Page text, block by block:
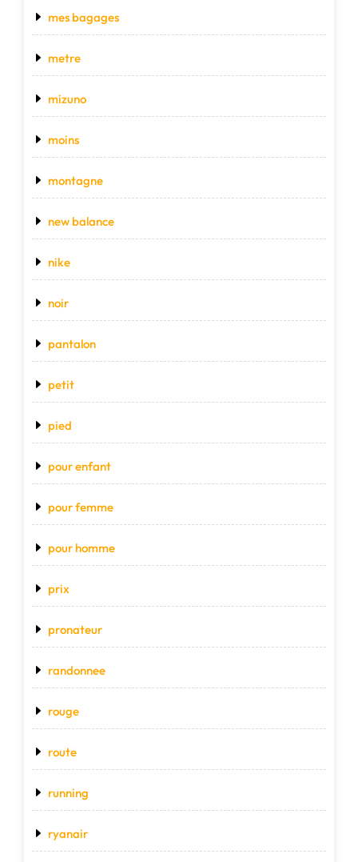
mes bagages
metre
mizuno
moins
montagne
new balance
nike
noir
pantalon
petit
pied
pour enfant
pour femme
pour homme
prix
pronateur
randonnee
rouge
route
running
ryanair